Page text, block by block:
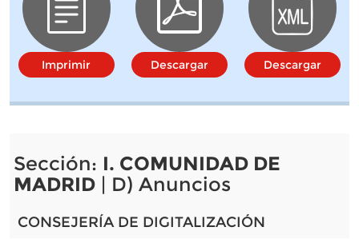
Imprimir Descargar Descargar
Sección: I. COMUNIDAD DE
MADRID| D) Anuncios
CONSEJERÍA DE DIGITALIZACIÓN